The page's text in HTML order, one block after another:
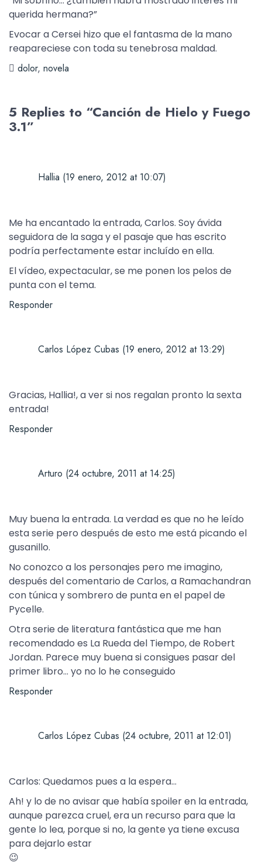
querida hermana?”
Evocar a Cersei hizo que el fantasma de la mano
reapareciese con toda su tenebrosa maldad.
dolor, novela
5 Replies to “Canción de Hielo y Fuego
3.1”
Hallia (19 enero, 2012 at 10:07)
Me ha encantado la entrada, Carlos. Soy ávida
seguidora de la saga y el pasaje que has escrito
podría perfectamente estar incluído en ella.
El vídeo, expectacular, se me ponen los pelos de
punta con el tema.
Responder
Carlos López Cubas (19 enero, 2012 at 13:29)
Gracias, Hallia!, a ver si nos regalan pronto la sexta
entrada!
Responder
Arturo (24 octubre, 2011 at 14:25)
Muy buena la entrada. La verdad es que no he leído
esta serie pero después de esto me está picando el
gusanillo.
No conozco a los personajes pero me imagino,
después del comentario de Carlos, a Ramachandran
con túnica y sombrero de punta en el papel de
Pycelle.
Otra serie de literatura fantástica que me han
recomendado es La Rueda del Tiempo, de Robert
Jordan. Parece muy buena si consigues pasar del
primer libro… yo no lo he conseguido
Responder
Carlos López Cubas (24 octubre, 2011 at 12:01)
Carlos: Quedamos pues a la espera…
Ah! y lo de no avisar que había spoiler en la entrada,
aunque parezca cruel, era un recurso para que la
gente lo lea, porque si no, la gente ya tiene excusa
para dejarlo estar
😉